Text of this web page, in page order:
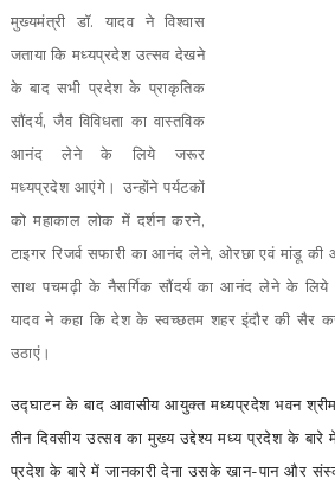
मुख्यमंत्री डॉ. यादव ने विश्वास
जताया कि मध्यप्रदेश उत्सव देखने
के बाद सभी प्रदेश के प्राकृतिक
सौंदर्य, जैव विविधता का वास्तविक
आनंद लेने के लिये जरूर
मध्यप्रदेश आएंगे। उन्होंने पर्यटकों
को महाकाल लोक में दर्शन करने,
टाइगर रिजर्व सफारी का आनंद लेने, ओरछा एवं मांडू
साथ पचमढ़ी के नैसर्गिक सौंदर्य का आनंद लेने के लिये
यादव ने कहा कि देश के स्वच्छतम शहर इंदौर की सैर
उठाएं।
उद्घाटन के बाद आवासीय आयुक्त मध्यप्रदेश भवन
तीन दिवसीय उत्सव का मुख्य उद्देश्य मध्य प्रदेश के बारे
प्रदेश के बारे में जानकारी देना उसके खान-पान और